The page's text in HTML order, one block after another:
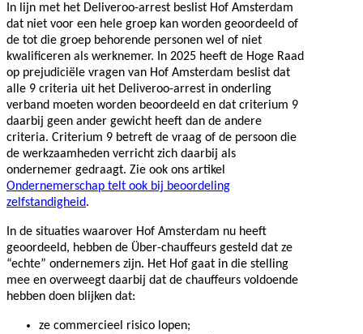
In lijn met het Deliveroo-arrest beslist Hof Amsterdam
dat niet voor een hele groep kan worden geoordeeld of
de tot die groep behorende personen wel of niet
kwalificeren als werknemer. In 2025 heeft de Hoge Raad
op prejudiciële vragen van Hof Amsterdam beslist dat
alle 9 criteria uit het Deliveroo-arrest in onderling
verband moeten worden beoordeeld en dat criterium 9
daarbij geen ander gewicht heeft dan de andere
criteria. Criterium 9 betreft de vraag of de persoon die
de werkzaamheden verricht zich daarbij als
ondernemer gedraagt. Zie ook ons artikel
Ondernemerschap telt ook bij beoordeling
zelfstandigheid.
In de situaties waarover Hof Amsterdam nu heeft
geoordeeld, hebben de Über-chauffeurs gesteld dat ze
“echte” ondernemers zijn. Het Hof gaat in die stelling
mee en overweegt daarbij dat de chauffeurs voldoende
hebben doen blijken dat:
ze commercieel risico lopen;